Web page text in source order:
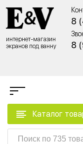
интернет-магазин
экранов под ванну
8
8
Каталог